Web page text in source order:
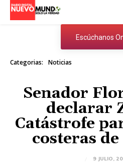
Escúchanos
Categorias: Noticias
Senador
declarar
Catástrofe
costeras
9 JULIO,